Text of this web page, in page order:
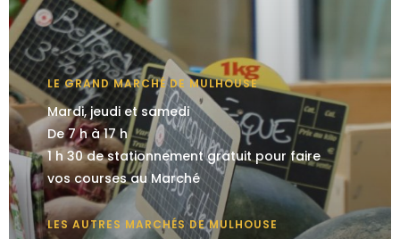
LE GRAND MARCHÉ DE MULHOUSE
Mardi, jeudi et samedi
De 7 h à 17 h
1 h 30 de stationnement gratuit pour faire
vos courses au Marché
LES AUTRES MARCHÉS DE MULHOUSE